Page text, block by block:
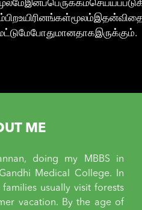
ME
doing my MBBS in
Medical College. In
usually visit forests
vacation. By the age of